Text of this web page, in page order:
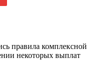
правила комплексной
некоторых выплат